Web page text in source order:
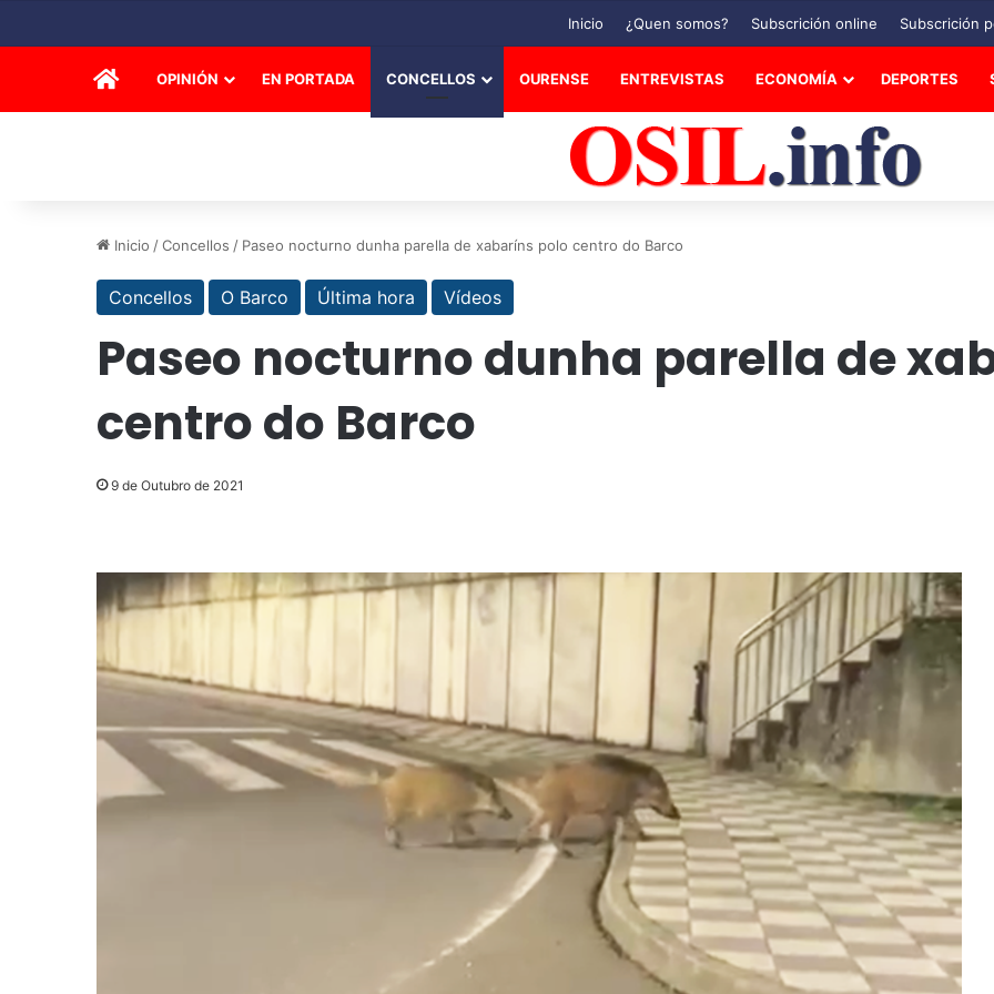
Inicio ¿Quen somos? Subscrición online Subscrición
INICIOOPINIÓN EN PORTADA CONCELLOS OURENSE ENTREVISTAS ECONOMÍA DEPORTES
Inicio /Concellos / Paseo nocturno dunha parella de xabaríns polo centro do Barco
Concellos O Barco Última hora Vídeos
Paseo nocturno dunha parella de
centro do Barco
9 de Outubro de 2021